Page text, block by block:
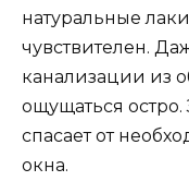
натуральные
чувствителен.
канализации из
ощущаться
спасает от
окна.